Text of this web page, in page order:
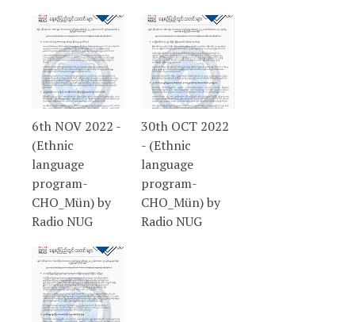
6th NOV 2022 -
(Ethnic
language
program-
CHO_Mün) by
Radio NUG
30th OCT 2022
- (Ethnic
language
program-
CHO_Mün) by
Radio NUG